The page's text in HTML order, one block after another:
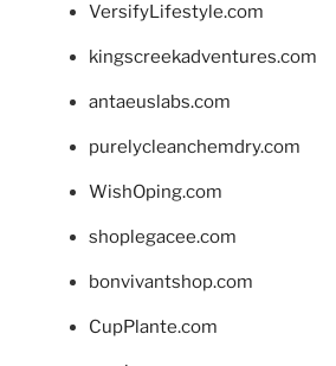
VersifyLifestyle.com
kingscreekadventures.com
antaeuslabs.com
purelycleanchemdry.com
WishOping.com
shoplegacee.com
bonvivantshop.com
CupPlante.com